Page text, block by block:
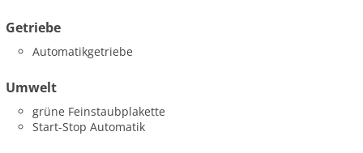
Getriebe
Automatikgetriebe
Umwelt
grüne Feinstaubplakette
Start-Stop Automatik